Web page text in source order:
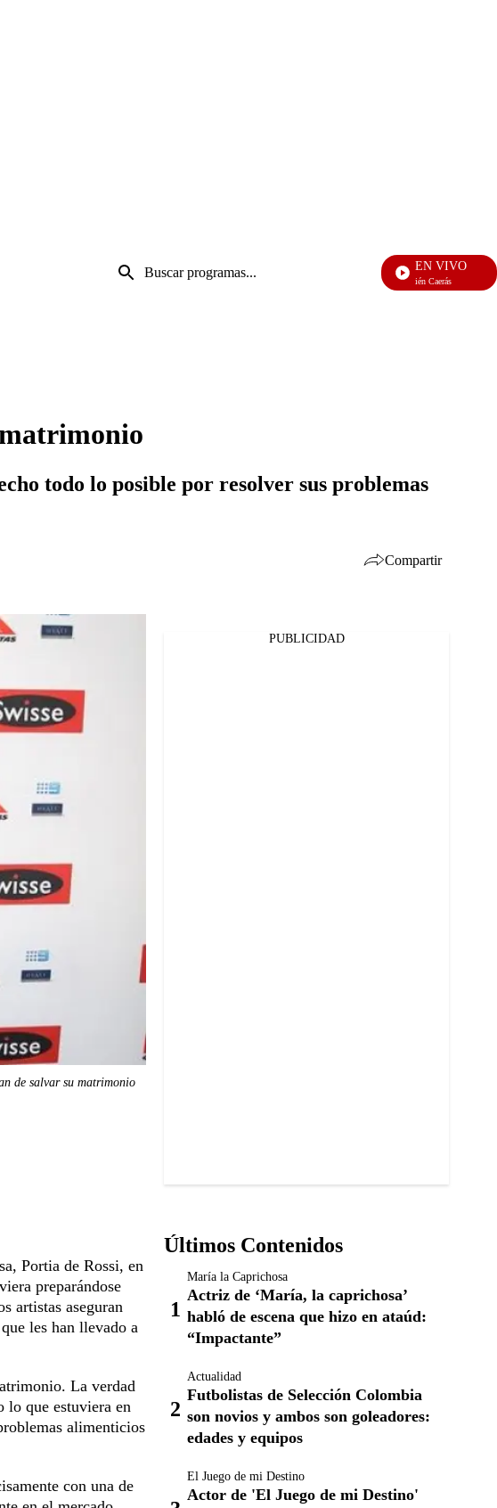
Entrada
de
EN VIVO
También Caerás
todo lo posible por resolver sus problemas
Compartir
de salvar su matrimonio
Portia de Rossi, en
preparándose
artistas aseguran
les han llevado a
La verdad
lo que estuviera en
alimenticios
con una de
PUBLICIDAD
Últimos Contenidos
María la Caprichosa
Actriz de ‘María, la caprichosa’
habló de escena que hizo en ataúd:
“Impactante”
Actualidad
Futbolistas de Selección Colombia
son novios y ambos son goleadores:
edades y equipos
El Juego de mi Destino
Actor de 'El Juego de mi Destino'